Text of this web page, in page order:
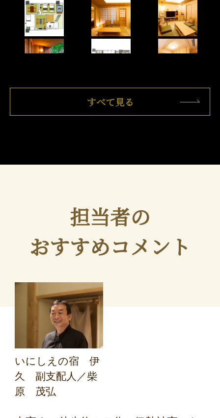
すべて見る
担当者の
おすすめコメント
いにしえの宿 伊
久 副支配人／柴
原 茂弘